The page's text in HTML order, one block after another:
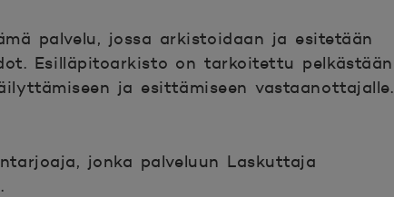
palvelu, jossa arkistoidaan ja esitetään
Esilläpitoarkisto on tarkoitettu pelkästään
ja esittämiseen vastaanottajalle.
jonka palveluun Laskuttaja